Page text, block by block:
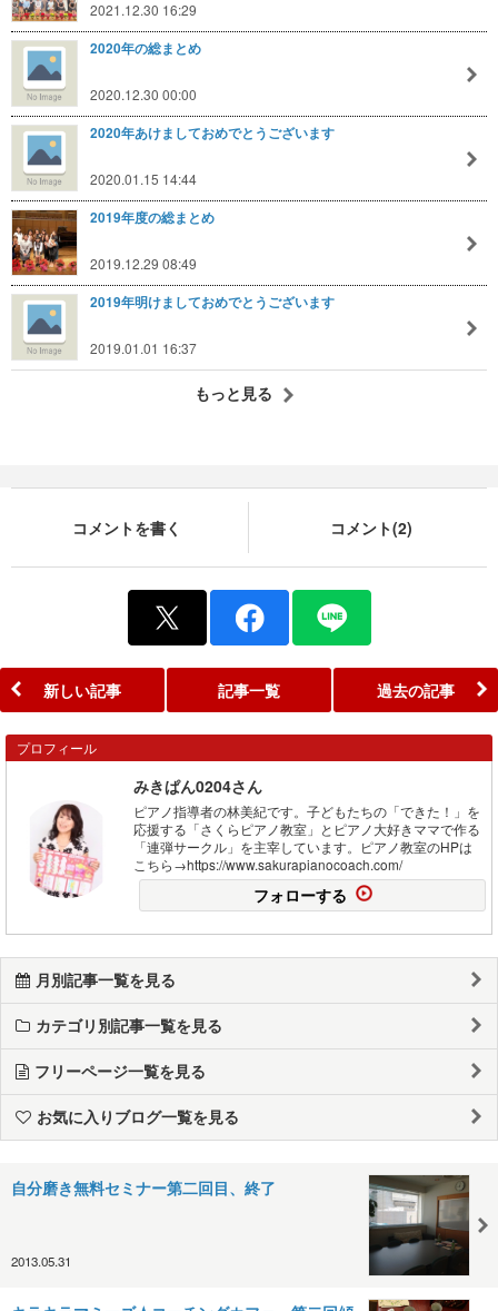
2021.12.30 16:29
2020年の総まとめ
2020.12.30 00:00
2020年あけましておめでとうございます
2020.01.15 14:44
2019年度の総まとめ
2019.12.29 08:49
2019年明けましておめでとうございます
2019.01.01 16:37
もっと見る
コメントを書く コメント(2)
新しい記事 記事一覧 過去の記事
プロフィール
みきぱん0204さん
ピアノ指導者の林美紀です。子どもたちの「できた！」を
応援する「さくらピアノ教室」とピアノ大好きママで作る
「連弾サークル」を主宰しています。ピアノ教室のHPは
こちら→https://www.sakurapianocoach.com/
フォローする
月別記事一覧を見る
カテゴリ別記事一覧を見る
フリーページ一覧を見る
お気に入りブログ一覧を見る
自分磨き無料セミナー第二回目、終了
2013.05.31